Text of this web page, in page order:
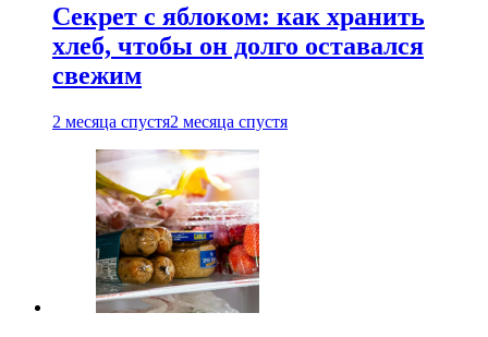
Секрет с яблоком: как хранить
хлеб, чтобы он долго оставался
свежим
2 месяца спустя2 месяца спустя